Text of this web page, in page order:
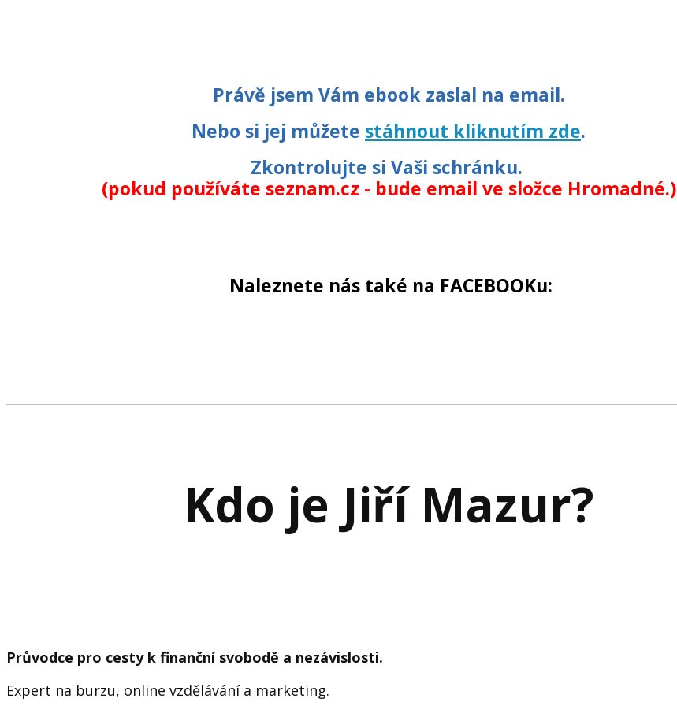
Právě jsem Vám ebook zaslal na email.
Nebo si jej můžete stáhnout kliknutím zde.
Zkontrolujte si Vaši schránku.
(pokud používáte seznam.cz - bude email ve složce Hromadné.)
Naleznete nás také na FACEBOOKu:
Kdo je Jiří Mazur?
Průvodce pro cesty k finanční svobodě a nezávislosti.
Expert na burzu, online vzdělávání a marketing.